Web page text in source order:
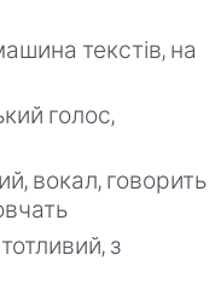
текстів, на
голос,
вокал, говорить
з